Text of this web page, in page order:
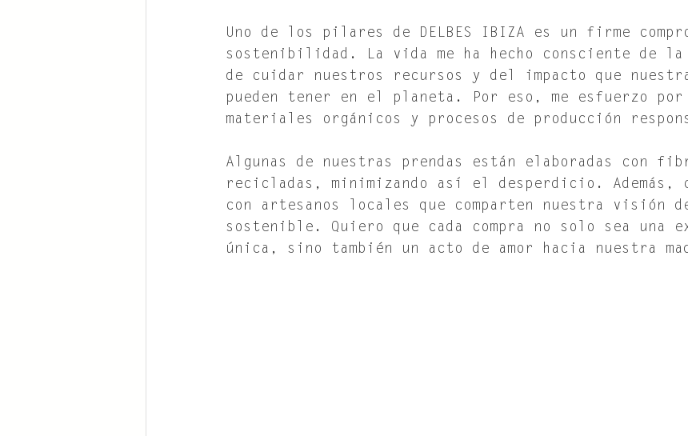
Uno de los pilares de DELBES IBIZA es un firme
sostenibilidad. La vida me ha hecho consciente de
de cuidar nuestros recursos y del impacto que
pueden tener en el planeta. Por eso, me esfuerzo
materiales orgánicos y procesos de producción
Algunas de nuestras prendas están elaboradas con
recicladas, minimizando así el desperdicio. Además,
con artesanos locales que comparten nuestra visión
sostenible. Quiero que cada compra no solo sea una
única, sino también un acto de amor hacia nuestra